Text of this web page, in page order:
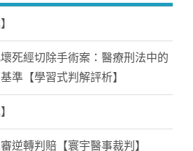
死經切除手術案：醫療刑法中的
準【學習式判解評析】
逆轉判賠【寰宇醫事裁判】